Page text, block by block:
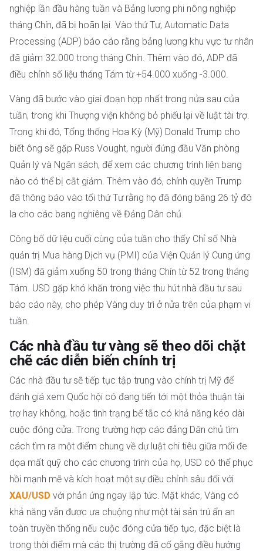
nghiệp lần đầu hàng tuần và Bảng lương phi nông nghiệp
tháng Chín, đã bị hoãn lại. Vào thứ Tư, Automatic Data
Processing (ADP) báo cáo rằng bảng lương khu vực tư nhân
đã giảm 32.000 trong tháng Chín. Thêm vào đó, ADP đã
điều chỉnh số liệu tháng Tám từ +54.000 xuống -3.000.
Vàng đã bước vào giai đoạn hợp nhất trong nửa sau của
tuần, trong khi Thượng viện không bỏ phiếu lại về luật tài trợ.
Trong khi đó, Tổng thống Hoa Kỳ (Mỹ) Donald Trump cho
biết ông sẽ gặp Russ Vought, người đứng đầu Văn phòng
Quản lý và Ngân sách, để xem các chương trình liên bang
nào có thể bị cắt giảm. Thêm vào đó, chính quyền Trump
đã thông báo vào tối thứ Tư rằng họ đã đóng băng 26 tỷ đô
la cho các bang nghiêng về Đảng Dân chủ.
Công bố dữ liệu cuối cùng của tuần cho thấy Chỉ số Nhà
quản trị Mua hàng Dịch vụ (PMI) của Viện Quản lý Cung ứng
(ISM) đã giảm xuống 50 trong tháng Chín từ 52 trong tháng
Tám. USD gặp khó khăn trong việc thu hút nhà đầu tư sau
báo cáo này, cho phép Vàng duy trì ở nửa trên của phạm vi
tuần.
Các nhà đầu tư vàng sẽ theo dõi chặt
chẽ các diễn biến chính trị
Các nhà đầu tư sẽ tiếp tục tập trung vào chính trị Mỹ để
đánh giá xem Quốc hội có đang tiến tới một thỏa thuận tài
trợ hay không, hoặc tình trạng bế tắc có khả năng kéo dài
cuộc đóng cửa. Trong trường hợp các đảng Dân chủ tìm
cách tìm ra một điểm chung về dự luật chi tiêu giữa mối đe
dọa mất quỹ cho các chương trình của họ, USD có thể phục
hồi mạnh mẽ và kích hoạt một sự điều chỉnh sâu đối với
XAU/USD với phản ứng ngay lập tức. Mặt khác, Vàng có
khả năng vẫn được ưa chuộng như một tài sản trú ẩn an
toàn truyền thống nếu cuộc đóng cửa tiếp tục, đặc biệt là
trong thời điểm mà các thị trường đã cố gắng điều hướng